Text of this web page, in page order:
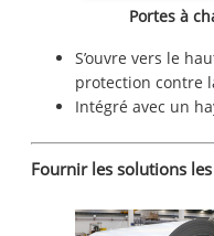
Portes à
S’ouvre vers le
protection contre
Intégré avec un
Fournir les solutions